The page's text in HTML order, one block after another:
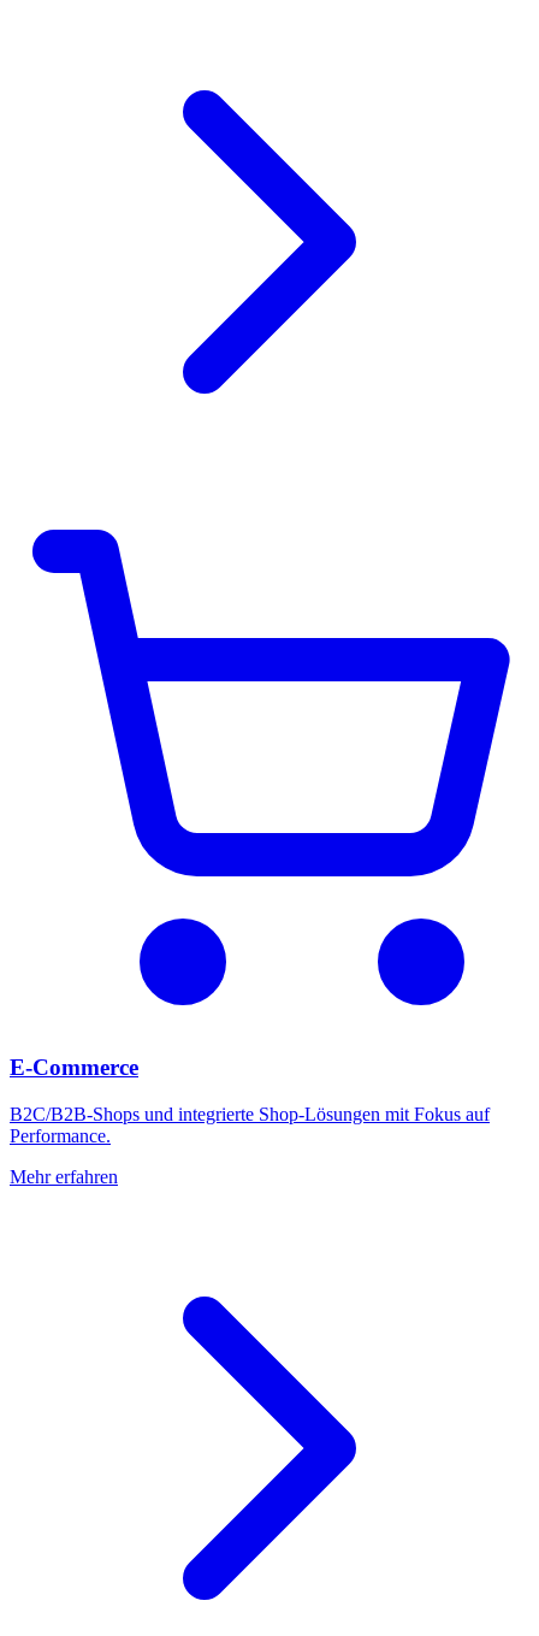
E-Commerce
B2C/B2B-Shops und integrierte Shop-Lösungen mit Fokus auf
Performance.
Mehr erfahren